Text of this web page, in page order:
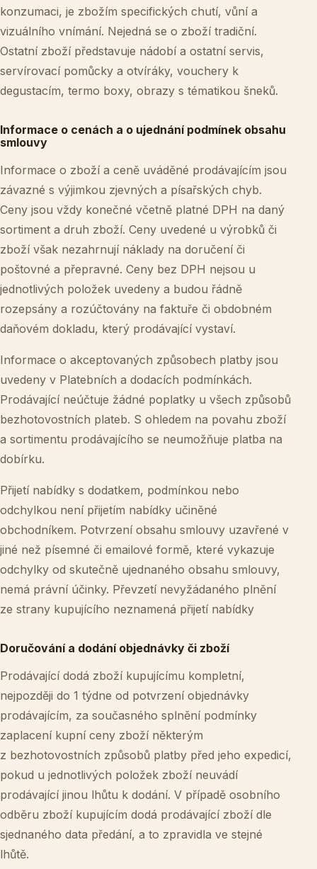
konzumaci, je zbožím specifických chutí, vůní a
vizuálního vnímání. Nejedná se o zboží tradiční.
Ostatní zboží představuje nádobí a ostatní servis,
servírovací pomůcky a otvíráky, vouchery k
degustacím, termo boxy, obrazy s tématikou šneků.
Informace o cenách a o ujednání podmínek obsahu
smlouvy
Informace o zboží a ceně uváděné prodávajícím jsou
závazné s výjimkou zjevných a písařských chyb.
Ceny jsou vždy konečné včetně platné DPH na daný
sortiment a druh zboží. Ceny uvedené u výrobků či
zboží však nezahrnují náklady na doručení či
poštovné a přepravné. Ceny bez DPH nejsou u
jednotlivých položek uvedeny a budou řádně
rozepsány a rozúčtovány na faktuře či obdobném
daňovém dokladu, který prodávající vystaví.
Informace o akceptovaných způsobech platby jsou
uvedeny v Platebních a dodacích podmínkách.
Prodávající neúčtuje žádné poplatky u všech způsobů
bezhotovostních plateb. S ohledem na povahu zboží
a sortimentu prodávajícího se neumožňuje platba na
dobírku.
Přijetí nabídky s dodatkem, podmínkou nebo
odchylkou není přijetím nabídky učiněné
obchodníkem. Potvrzení obsahu smlouvy uzavřené v
jiné než písemné či emailové formě, které vykazuje
odchylky od skutečně ujednaného obsahu smlouvy,
nemá právní účinky. Převzetí nevyžádaného plnění
ze strany kupujícího neznamená přijetí nabídky
Doručování a dodání objednávky či zboží
Prodávající dodá zboží kupujícímu kompletní,
nejpozději do 1 týdne od potvrzení objednávky
prodávajícím, za současného splnění podmínky
zaplacení kupní ceny zboží některým
z bezhotovostních způsobů platby před jeho expedicí,
pokud u jednotlivých položek zboží neuvádí
prodávající jinou lhůtu k dodání. V případě osobního
odběru zboží kupujícím dodá prodávající zboží dle
sjednaného data předání, a to zpravidla ve stejné
lhůtě.